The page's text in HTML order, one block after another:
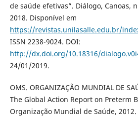
de saúde efetivas”. Diálogo, Canoas,
2018. Disponível em
https://revistas.unilasalle.edu.br/
ISSN 2238-9024. DOI:
http://dx.doi.org/10.18316/
24/01/2019.
OMS. ORGANIZAÇÃO MUNDIAL DE
The Global Action Report on Preterm
Organização Mundial de Saúde, 2012.